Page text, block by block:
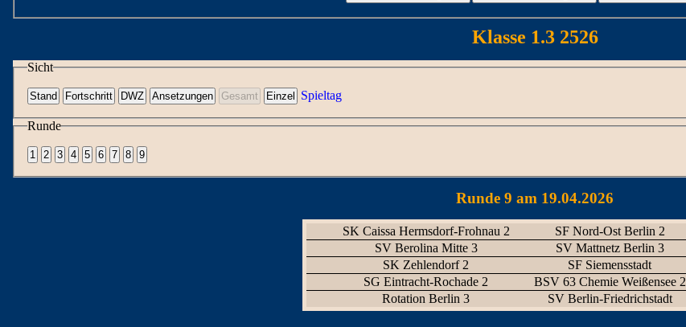
Klasse 1.3 2526
Sicht
Spieltag
Runde
Runde 9 am 19.04.2026
SK Caissa Hermsdorf-Frohnau 2 SF Nord-Ost Berlin 2
SV Berolina Mitte 3
SV Mattnetz Berlin 3
SK Zehlendorf 2
SF Siemensstadt
SG Eintracht-Rochade 2
BSV 63 Chemie Weißensee 2
Rotation Berlin 3
SV Berlin-Friedrichstadt